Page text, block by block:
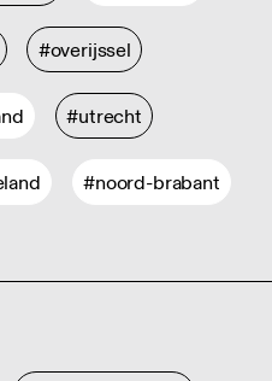
#overijssel
#utrecht
#noord-brabant